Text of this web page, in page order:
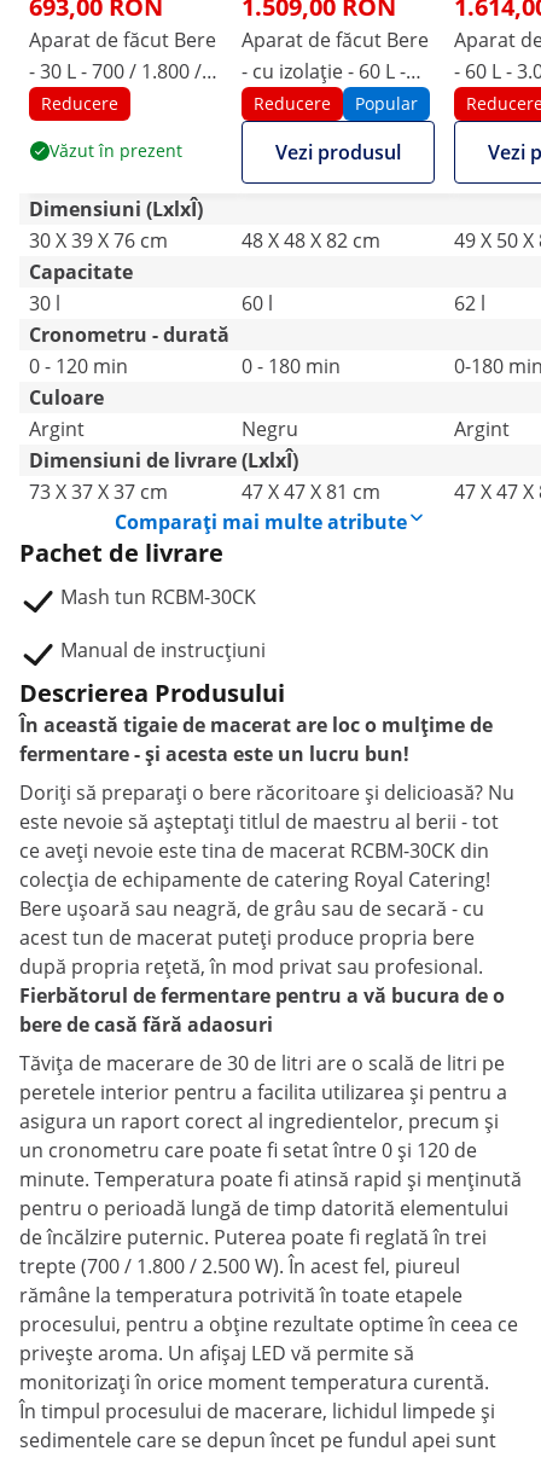
693,00 RON
Aparat de făcut Bere
- 30 L - 700 / 1.800 /
2.500 W - 30 - 110 ° C
- afișaj - cronometru
Reducere
Văzut în prezent
1.509,00 RON
Aparat de făcut Bere
- cu izolație - 60 L -
3000 W - 10 - 100 °C -
oțel inoxidabil - afișaj
LCD - cronometru
Reducere Popular
Vezi produsul
Aparat
- 60 L -
Vezi
Dimensiuni (LxlxÎ)
30 X 39 X 76 cm
48 X 48 X 82 cm
49 X 50
Capacitate
30 l
60 l
62 l
Cronometru - durată
0 - 120 min
0 - 180 min
0-180
Culoare
Argint
Negru
Argint
Dimensiuni de livrare (LxlxÎ)
73 X 37 X 37 cm
47 X 47 X 81 cm
47 X 47
Comparați mai multe atribute
Pachet de livrare
Mash tun RCBM-30CK
Manual de instrucțiuni
Descrierea Produsului
În această tigaie de macerat are loc o mulțime de
fermentare - și acesta este un lucru bun!
Doriți să preparați o bere răcoritoare și delicioasă? Nu
este nevoie să așteptați titlul de maestru al berii - tot
ce aveți nevoie este tina de macerat RCBM-30CK din
colecția de echipamente de catering Royal Catering!
Bere ușoară sau neagră, de grâu sau de secară - cu
acest tun de macerat puteți produce propria bere
după propria rețetă, în mod privat sau profesional.
Fierbătorul de fermentare pentru a vă bucura de o
bere de casă fără adaosuri
Tăvița de macerare de 30 de litri are o scală de litri pe
peretele interior pentru a facilita utilizarea și pentru a
asigura un raport corect al ingredientelor, precum și
un cronometru care poate fi setat între 0 și 120 de
minute. Temperatura poate fi atinsă rapid și menținută
pentru o perioadă lungă de timp datorită elementului
de încălzire puternic. Puterea poate fi reglată în trei
trepte (700 / 1.800 / 2.500 W). În acest fel, piureul
rămâne la temperatura potrivită în toate etapele
procesului, pentru a obține rezultate optime în ceea ce
privește aroma. Un afișaj LED vă permite să
monitorizați în orice moment temperatura curentă.
În timpul procesului de macerare, lichidul limpede și
sedimentele care se depun încet pe fundul apei sunt